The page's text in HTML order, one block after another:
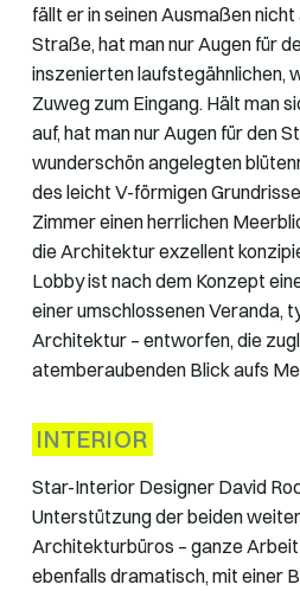
fällt er in seinen Ausmaßen
Straße, hat man nur Augen für
inszenierten laufstegähnlichen,
Zuweg zum Eingang. Hält man
auf, hat man nur Augen für den
wunderschön angelegten
des leicht V-förmigen
Zimmer einen herrlichen
die Architektur exzellent
Lobby ist nach dem Konzept
einer umschlossenen Veranda,
Architektur – entworfen, die
atemberaubenden Blick aufs
INTERIOR
Star-Interior Designer David
Unterstützung der beiden
Architekturbüros – ganze
ebenfalls dramatisch, mit einer